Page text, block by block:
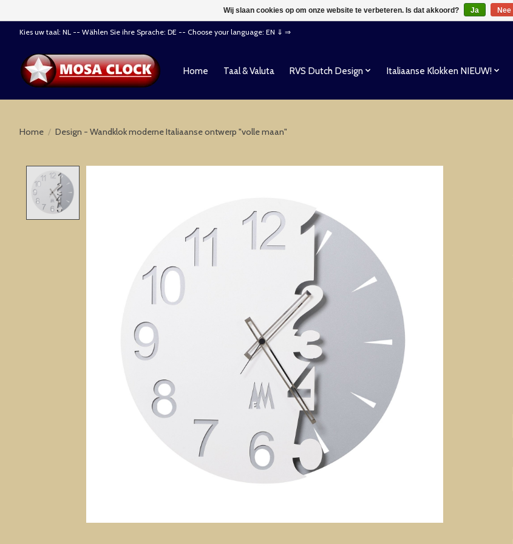
Kies uw taal: NL -- Wählen Sie ihre Sprache: DE -- Choose your language: EN ⇓ ⇒
Home Taal & Valuta RVS Dutch Design Italiaanse Klokken NIEUW!
Home / Design - Wandklok moderne Italiaanse ontwerp "volle maan"
Wij slaan cookies op om onze website te verbeteren. Is dat akkoord? Ja Nee